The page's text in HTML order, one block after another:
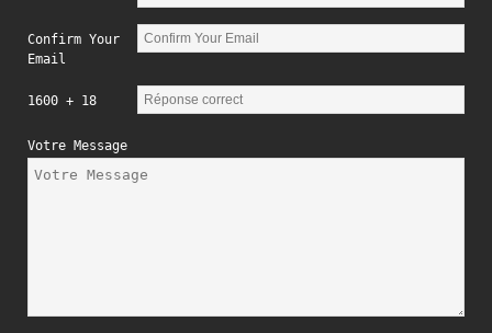
Confirm Your
Email
1600 + 18
Votre Message